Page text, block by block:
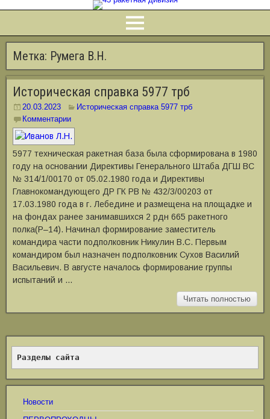
Метка: Румега В.Н.
Историческая справка 5977 трб
20.03.2023
Историческая справка 5977 трб
Комментарии
5977 техническая ракетная база была сформирована в 1980
году на основании Директивы Генерального Штаба ДГШ ВС
№ 314/1/00170 от 05.02.1980 года и Директивы
Главнокомандующего ДР ГК РВ № 432/3/00203 от
17.03.1980 года в г. Лебедине и размещена на площадке и
на фондах ранее занимавшихся 2 рдн 665 ракетного
полка(Р–14). Начинал формирование заместитель
командира части подполковник Никулин В.С. Первым
командиром был назначен подполковник Сухов Василий
Васильевич. В августе началось формирование группы
испытаний и …
Читать полностью
Разделы сайта
Новости